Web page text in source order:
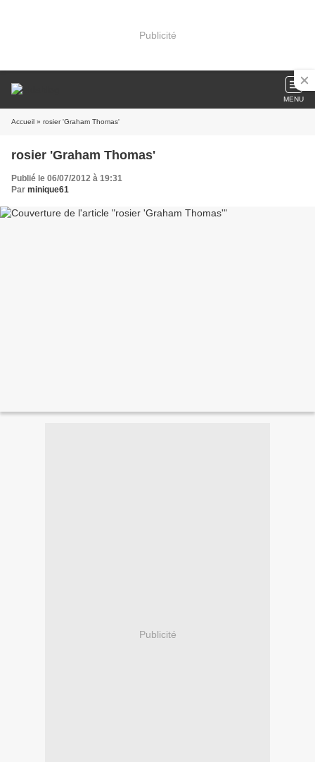
Publicité
MENU
Accueil » rosier 'Graham Thomas'
rosier 'Graham Thomas'
Publié le 06/07/2012 à 19:31
Par minique61
Publicité